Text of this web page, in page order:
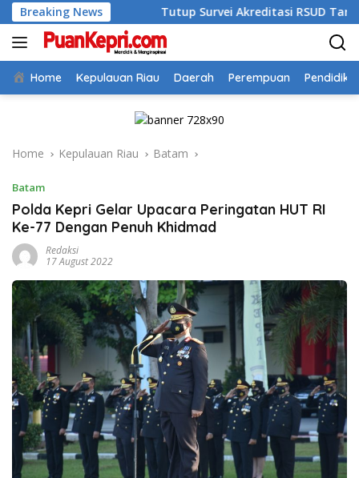
Skip
to
content
Breaking News
2026 Tutup Survei Akreditasi RSUD Tarempa, Bupati
Home Kepulauan Riau Daerah Perempuan
Home Kepulauan Riau Batam
Batam
Polda Kepri Gelar Upacara Peringatan HUT RI
Ke-77 Dengan Penuh Khidmad
Redaksi
17 August 2022